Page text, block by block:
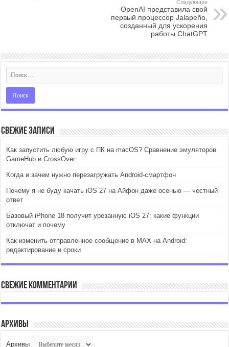
Следующее
OpenAI представила свой
первый процессор Jalapeño,
созданный для ускорения
работы ChatGPT
Свежие записи
Как запустить любую игру с ПК на macOS? Сравнение эмуляторов
GameHub и CrossOver
Когда и зачем нужно перезагружать Android-смартфон
Почему я не буду качать iOS 27 на Айфон даже осенью — честный
ответ
Базовый iPhone 18 получит урезанную iOS 27: какие функции
отключат и почему
Как изменить отправленное сообщение в MAX на Android:
редактирование и сроки
Свежие комментарии
Архивы
Архивы